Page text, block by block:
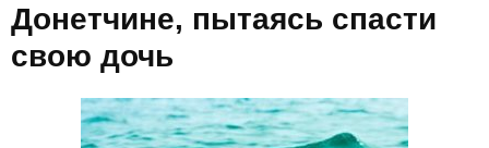
Донетчине, пытаясь спасти
свою дочь